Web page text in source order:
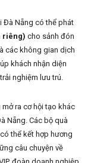
Đà Nẵng có thể phát
riêng) cho sảnh đón
các không gian dịch
khách nhận diện
nghiệm lưu trú.
ra cơ hội tạo khác
Nẵng. Các bộ quà
thể kết hợp hương
câu chuyện về